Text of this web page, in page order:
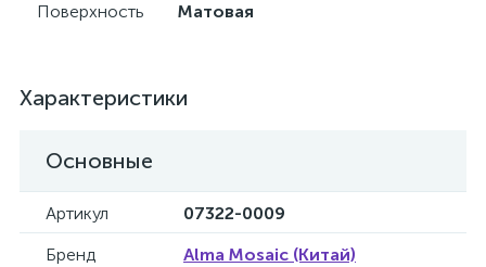
Поверхность Матовая
Характеристики
Основные
Артикул
07322-0009
Бренд
Alma Mosaic (Китай)